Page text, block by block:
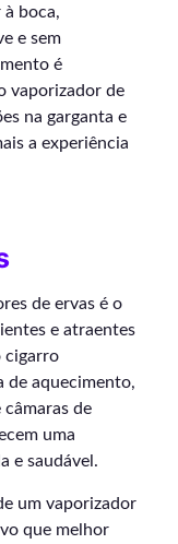
à boca,
e sem
é
vaporizador de
na garganta e
a experiência
de ervas é o
e atraentes
cigarro
de aquecimento,
de
uma
e saudável.
um vaporizador
que melhor